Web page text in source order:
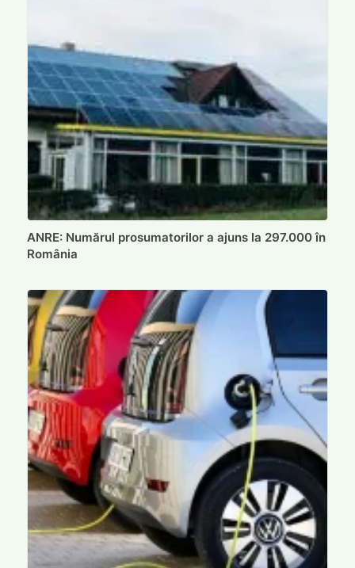
ANRE: Numărul prosumatorilor a ajuns la 297.000 în
România